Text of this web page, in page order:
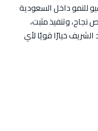
للنمو داخل السعودية
وتنفيذ مثبت،
خيارًا قويًا لأي